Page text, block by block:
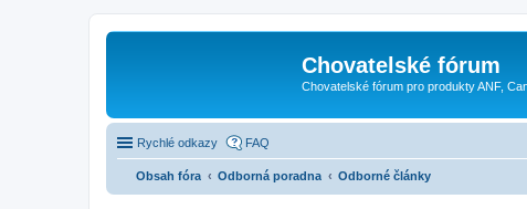
Chovatelské fórum
Chovatelské fórum pro produkty ANF,
Rychlé odkazy FAQ
Obsah fóra Odborná poradna Odborné články